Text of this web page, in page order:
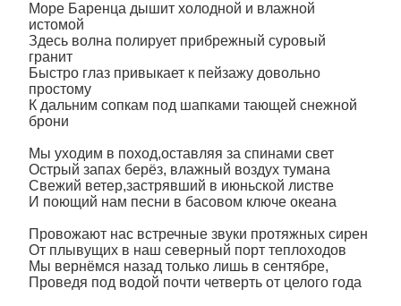
Море Баренца дышит холодной и влажной
истомой
Здесь волна полирует прибрежный суровый
гранит
Быстро глаз привыкает к пейзажу довольно
простому
К дальним сопкам под шапками тающей снежной
брони
Мы уходим в поход,оставляя за спинами свет
Острый запах берёз, влажный воздух тумана
Свежий ветер,застрявший в июньской листве
И поющий нам песни в басовом ключе океана
Провожают нас встречные звуки протяжных сирен
От плывущих в наш северный порт теплоходов
Мы вернёмся назад только лишь в сентябре,
Проведя под водой почти четверть от целого года